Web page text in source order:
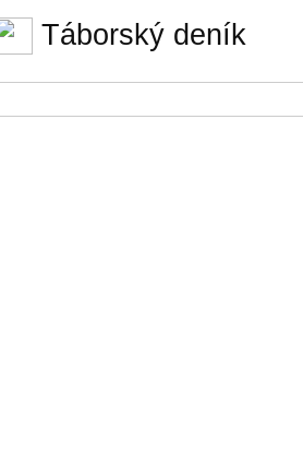
Táborský deník